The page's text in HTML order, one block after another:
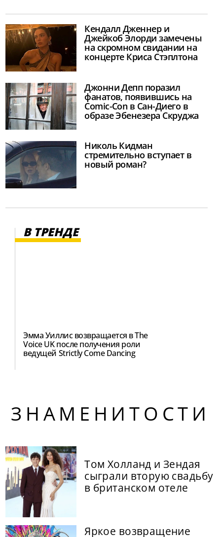
Кендалл Дженнер и
Джейкоб Элорди замечены
на скромном свидании на
концерте Криса Стэплтона
Джонни Депп поразил
фанатов, появившись на
Comic-Con в Сан-Диего в
образе Эбенезера Скруджа
Николь Кидман
стремительно вступает в
новый роман?
В ТРЕНДЕ
Эмма Уиллис возвращается в The
Voice UK после получения роли
ведущей Strictly Come Dancing
ЗНАМЕНИТОСТИ
Том Холланд и Зендая
сыграли вторую свадьбу
в британском отеле
Яркое возвращение